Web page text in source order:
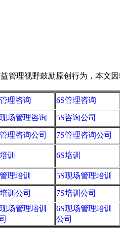
视野鼓励原创行为，本文因
理咨询 6S管理咨询
场管理咨询 5S咨询公司
理咨询公司
7S管理咨询公司
训 6S培训
理培训 5S现场管理培训
训公司 7S培训公司
场管理培训
6S现场管理培训
公司